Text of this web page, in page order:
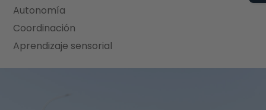
Autonomía
Coordinación
Aprendizaje sensorial